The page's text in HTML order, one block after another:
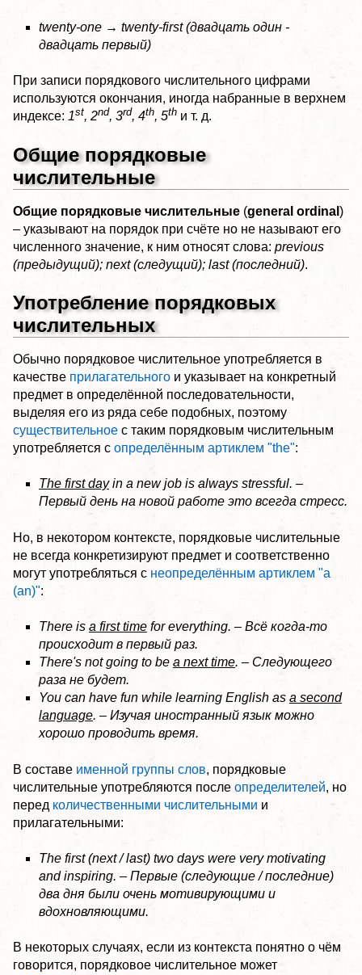
twenty-one → twenty-first (двадцать один -
двадцать первый)
При записи порядкового числительного цифрами
используются окончания, иногда набранные в верхнем
индексе: 1st, 2nd, 3rd, 4th, 5th и т. д.
Общие порядковые
числительные
Общие порядковые числительные (general оrdinal )
– указывают на порядок при счёте но не называют его
численного значение, к ним относят слова: previous
(предыдущий); next (следущий); last (последний).
Употребление порядковых
числительных
Обычно порядковое числительное употребляется в
качестве прилагательного и указывает на конкретный
предмет в определённой последовательности,
выделяя его из ряда себе подобных, поэтому
существительное с таким порядковым числительным
употребляется с определённым артиклем "the":
The first dayin a new job is always stressful. –
Первый день на новой работе это всегда стресс.
Но, в некотором контексте, порядковые числительные
не всегда конкретизируют предмет и соответственно
могут употребляться с неопределённым артиклем "a
(an)":
There is a first time for everything. – Всё когда-то
происходит в первый раз.
There's not going to be a next time. – Следующего
раза не будет.
You can have fun while learning English as a second
language. – Изучая иностранный язык можно
хорошо проводить время.
В составе именной группы слов, порядковые
числительные употребляются после определителей, но
перед количественными числительными и
прилагательными:
The first (next / last) two days were very motivating
and inspiring. – Первые (следующие / последние)
два дня были очень мотивирующими и
вдохновляющими.
В некоторых случаях, если из контекста понятно о чём
говорится, порядковое числительное может